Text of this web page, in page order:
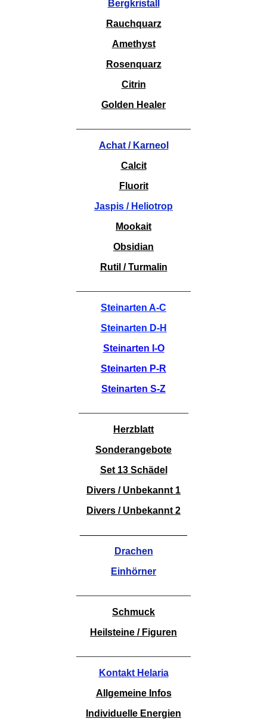
Bergkristall
Rauchquarz
Amethyst
Rosenquarz
Citrin
Golden Healer
Achat / Karneol
Calcit
Fluorit
Jaspis / Heliotrop
Mookait
Obsidian
Rutil / Turmalin
Steinarten A-C
Steinarten D-H
Steinarten I-O
Steinarten P-R
Steinarten S-Z
Herzblatt
Sonderangebote
Set 13 Schädel
Divers / Unbekannt 1
Divers / Unbekannt 2
Drachen
Einhörner
Schmuck
Heilsteine / Figuren
Kontakt Helaria
Allgemeine Infos
Individuelle Energien